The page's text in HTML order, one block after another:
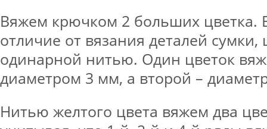
Вяжем крючком 2 больших цветка.
отличие от вязания деталей
одинарной нитью. Один цветок
диаметром 3 мм, а второй –
Нитью желтого цвета вяжем два